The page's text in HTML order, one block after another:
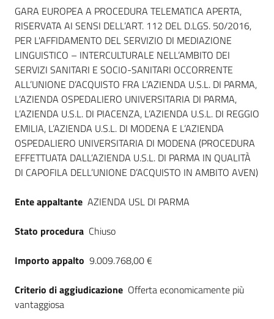
English
site
Seguici
su
Dati del bando
GARA EUROPEA A PROCEDURA TELEMATICA APERTA,
RISERVATA AI SENSI DELL’ART. 112 DEL D.LGS. 50/2016,
PER L'AFFIDAMENTO DEL SERVIZIO DI MEDIAZIONE
LINGUISTICO – INTERCULTURALE NELL’AMBITO DEI
SERVIZI SANITARI E SOCIO-SANITARI OCCORRENTE
ALL’UNIONE D’ACQUISTO FRA L’AZIENDA U.S.L. DI PARMA,
L’AZIENDA OSPEDALIERO UNIVERSITARIA DI PARMA,
L’AZIENDA U.S.L. DI PIACENZA, L’AZIENDA U.S.L. DI REGGIO
EMILIA, L’AZIENDA U.S.L. DI MODENA E L’AZIENDA
OSPEDALIERO UNIVERSITARIA DI MODENA (PROCEDURA
EFFETTUATA DALL’AZIENDA U.S.L. DI PARMA IN QUALITÀ
DI CAPOFILA DELL’UNIONE D’ACQUISTO IN AMBITO AVEN)
Ente appaltante AZIENDA USL DI PARMA
Stato procedura Chiuso
Importo appalto 9.009.768,00 €
Criterio di aggiudicazione Offerta economicamente più
vantaggiosa